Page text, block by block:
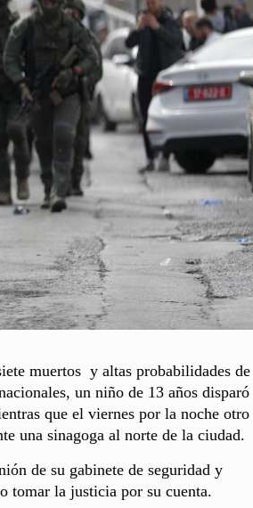
muertos y altas probabilidades de
un niño de 13 años disparó
que el viernes por la noche otro
una sinagoga al norte de la ciudad.
de su gabinete de seguridad y
tomar la justicia por su cuenta.